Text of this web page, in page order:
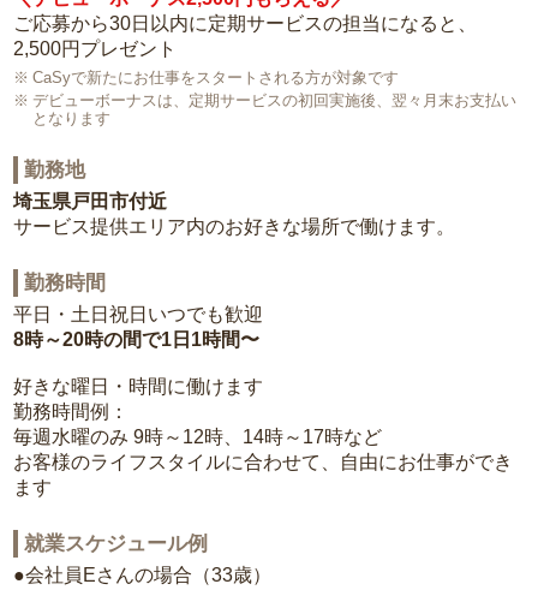
ご応募から30日以内に定期サービスの担当になると、
2,500円プレゼント
CaSyで新たにお仕事をスタートされる方が対象です
デビューボーナスは、定期サービスの初回実施後、翌々月末お支払い
となります
勤務地
埼玉県戸田市付近
サービス提供エリア内のお好きな場所で働けます。
勤務時間
平日・土日祝日いつでも歓迎
8時～20時の間で1日1時間〜
好きな曜日・時間に働けます
勤務時間例：
毎週水曜のみ 9時～12時、14時～17時など
お客様のライフスタイルに合わせて、自由にお仕事ができ
ます
就業スケジュール例
●会社員Eさんの場合（33歳）